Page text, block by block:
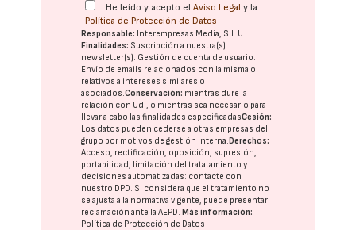
He leído y acepto elAviso Legal y la
Política de Protección de Datos
Responsable: Interempresas Media, S.L.U.
Finalidades: Suscripción a nuestra(s)
newsletter(s). Gestión de cuenta de usuario.
Envío de emails relacionados con la misma o
relativos a intereses similares o
asociados.Conservación: mientras dure la
relación con Ud., o mientras sea necesario para
llevar a cabo las finalidades especificadasCesión:
Los datos pueden cederse a otras empresas del
grupo por motivos de gestión interna.Derechos:
Acceso, rectificación, oposición, supresión,
portabilidad, limitación del tratatamiento y
decisiones automatizadas: contacte con
nuestro DPD. Si considera que el tratamiento no
se ajusta a la normativa vigente, puede presentar
reclamación ante laAEPD.Más información:
Política de Protección de Datos